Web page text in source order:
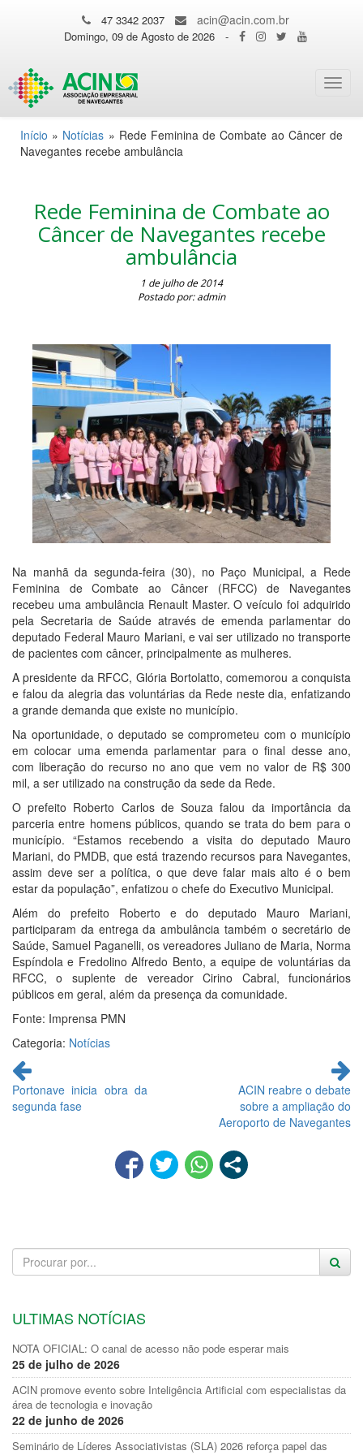
47 3342 2037 acin@acin.com.br
Domingo, 09 de Agosto de 2026 -
Início » Notícias » Rede Feminina de Combate ao Câncer de
Navegantes recebe ambulância
Rede Feminina de Combate ao
Câncer de Navegantes recebe
ambulância
1 de julho de 2014
Postado por: admin
Na manhã da segunda-feira (30), no Paço Municipal, a Rede
Feminina de Combate ao Câncer (RFCC) de Navegantes
recebeu uma ambulância Renault Master. O veículo foi adquirido
pela Secretaria de Saúde através de emenda parlamentar do
deputado Federal Mauro Mariani, e vai ser utilizado no transporte
de pacientes com câncer, principalmente as mulheres.
A presidente da RFCC, Glória Bortolatto, comemorou a conquista
e falou da alegria das voluntárias da Rede neste dia, enfatizando
a grande demanda que existe no município.
Na oportunidade, o deputado se comprometeu com o município
em colocar uma emenda parlamentar para o final desse ano,
com liberação do recurso no ano que vem no valor de R$ 300
mil, a ser utilizado na construção da sede da Rede.
O prefeito Roberto Carlos de Souza falou da importância da
parceria entre homens públicos, quando se trata do bem para o
município. “Estamos recebendo a visita do deputado Mauro
Mariani, do PMDB, que está trazendo recursos para Navegantes,
assim deve ser a política, o que deve falar mais alto é o bem
estar da população”, enfatizou o chefe do Executivo Municipal.
Além do prefeito Roberto e do deputado Mauro Mariani,
participaram da entrega da ambulância também o secretário de
Saúde, Samuel Paganelli, os vereadores Juliano de Maria, Norma
Espíndola e Fredolino Alfredo Bento, a equipe de voluntárias da
RFCC, o suplente de vereador Cirino Cabral, funcionários
públicos em geral, além da presença da comunidade.
Fonte: Imprensa PMN
Categoria: Notícias
Continue
lendo
Portonave inicia obra da
segunda fase
ACIN reabre o debate
sobre a ampliação do
Aeroporto de Navegantes
ULTIMAS NOTÍCIAS
NOTA OFICIAL: O canal de acesso não pode esperar mais
25 de julho de 2026
ACIN promove evento sobre Inteligência Artificial com especialistas da
área de tecnologia e inovação
22 de junho de 2026
Seminário de Líderes Associativistas (SLA) 2026 reforça papel das